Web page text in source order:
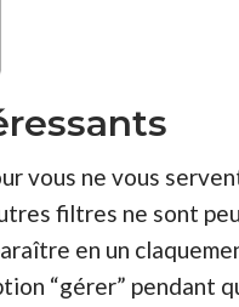
vous ne vous
filtres ne sont
en un
“gérer” pendant